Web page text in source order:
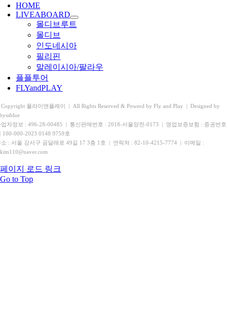
HOME
LIVEABOARD
몰디브루트
몰디브
인도네시아
필리핀
말레이시아/팔라우
플플투어
FLYandPLAY
플라이앤플레이 | All Rights Reserved & Powerd by Fly and Play | Designed by
업자정보 : 496-28-00485 | 통신판매번호 : 2018-서울양천-0173 | 영업보증보험 : 증권번호
100-000-2023 0148 9759호
소 : 서울 강서구 곰달래로 49길 17 3층 1호 | 연락처 : 82-10-4215-7774 | 이메일 :
페이지 로드 링크
Go to Top